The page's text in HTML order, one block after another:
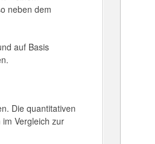
neben dem
auf Basis
Die quantitativen
Vergleich zur